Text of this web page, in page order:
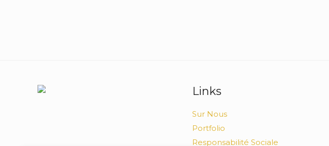
Links
Sur Nous
Portfolio
Responsabilité Sociale